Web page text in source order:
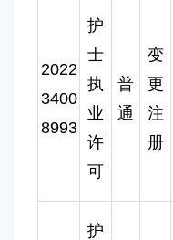
2022
3400
8993
护
士
执
业
许
可
普
通
变
更
注
册
护